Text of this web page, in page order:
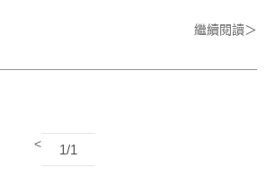
繼續閱讀＞
< 1/1